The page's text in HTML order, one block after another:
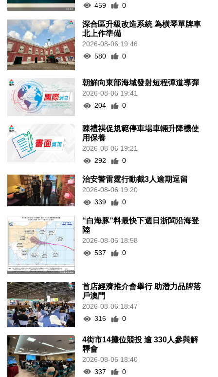
459
0
深合區升級改造系統 為橫琴單牌車
北上作準備
2026-08-06 19:46
580
0
朝鮮向東部海域發射短程彈道導彈
2026-08-06 19:41
204
0
陳禮祺促規範停車場車輛升降機使
用保養
2026-08-06 19:21
292
0
治安警雷霆行動截3人逾期逗留
2026-08-06 19:20
339
0
“白海豚”料最快下週日浙閩沿海登
陸
2026-08-06 18:58
537
0
首店經濟推介會舉行 助潛力品牌落
戶澳門
2026-08-06 18:47
316
0
4街市14攤位競投 逾 330人參與解
釋會
2026-08-06 18:40
337
0